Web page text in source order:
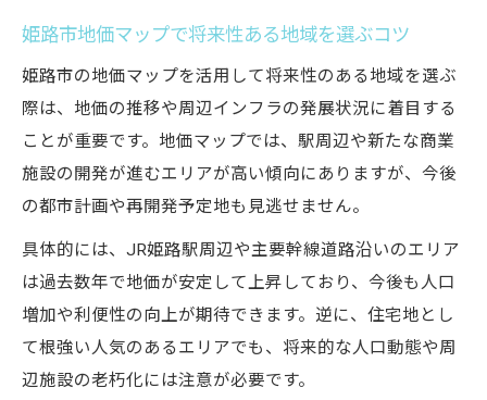
姫路市地価マップで将来性ある地域を選ぶコツ
姫路市の地価マップを活用して将来性のある地域を選ぶ
際は、地価の推移や周辺インフラの発展状況に着目する
ことが重要です。地価マップでは、駅周辺や新たな商業
施設の開発が進むエリアが高い傾向にありますが、今後
の都市計画や再開発予定地も見逃せません。
具体的には、JR姫路駅周辺や主要幹線道路沿いのエリア
は過去数年で地価が安定して上昇しており、今後も人口
増加や利便性の向上が期待できます。逆に、住宅地とし
て根強い人気のあるエリアでも、将来的な人口動態や周
辺施設の老朽化には注意が必要です。